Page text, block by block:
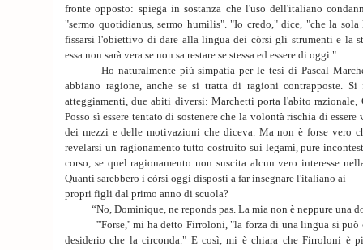
fronte opposto: spiega in sostanza che l'uso dell'italiano
"sermo quotidianus, sermo humilis". "Io credo," dice, "che la
fissarsi l'obiettivo di dare alla lingua dei còrsi gli strumenti e la
essa non sarà vera se non sa restare se stessa ed essere di oggi."
Ho naturalmente più simpatia per le tesi di Pascal
abbiano ragione, anche se si tratta di ragioni contrapposte. Si
atteggiamenti, due abiti diversi: Marchetti porta l'abito
Posso sì essere tentato di sostenere che la volontà rischia di
dei mezzi e delle motivazioni che diceva. Ma non è forse vero
revelarsi un ragionamento tutto costruito sui legami, pure
corso, se quel ragionamento non suscita alcun vero interesse
Quanti sarebbero i còrsi oggi disposti a far insegnare l'italiano ai
propri figli dal primo anno di scuola?
“No, Dominique, ne reponds pas. La mia non è neppure una
'''Forse,'' mi ha detto Firroloni, "la forza di una lingua si può e
desiderio che la circonda." E così, mi è chiara che Firroloni è